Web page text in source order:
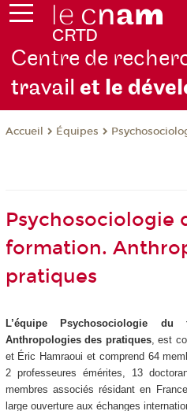
Centre de
travailet le
Accueil Équipes
Psychosociologie
formation.
pratiques
L’équipe Psychosociologie
Anthropologies des pratiques, est
et Éric Hamraoui et comprend 64
2 professeures émérites, 13
membres associés résidant en
large ouverture aux échanges